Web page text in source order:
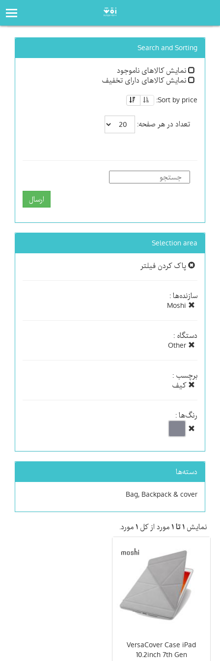
Search and Sorting
نمایش کالاهای ناموجود
نمایش کالاهای دارای تخفیف
Sort by price:
تعداد در هر صفحه:
ارسال
Selection area
پاک کردن فیلتر
سازنده‌ها :
دستگاه :
برچسب :
کیف
رنگ‌ها :
دسته‌ها
Bag, Backpack & cover
نمایش ۱ تا ۱ مورد از کل ۱ مورد.
VersaCover Case iPad
10.2inch 7th Gen